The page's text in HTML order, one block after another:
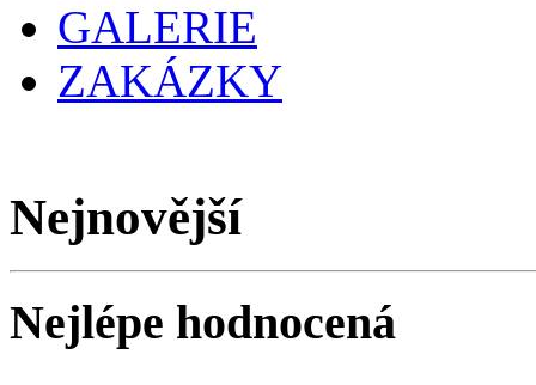
GALERIE
ZAKÁZKY
Nejnovější
Nejlépe hodnocená